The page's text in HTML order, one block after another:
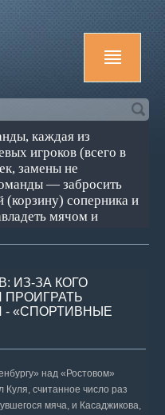
каждая из
игроков (всего в
замены не
— забросить
(корзину) соперника и
мячом и
Корзина находится на
За мяч,
(из-за 3-х
бросок
размер
м в длину и 15 м — в
ИЗ-ЗА КОГО
ПРОИГРАТЬ
- «СПОРТИВНЫЕ
над «Ростовом»
Куля, считанное число раз
мяча, и Касаджикова,